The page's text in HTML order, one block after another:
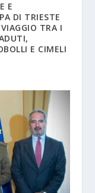
E
DI TRIESTE
TRA I
E CIMELI